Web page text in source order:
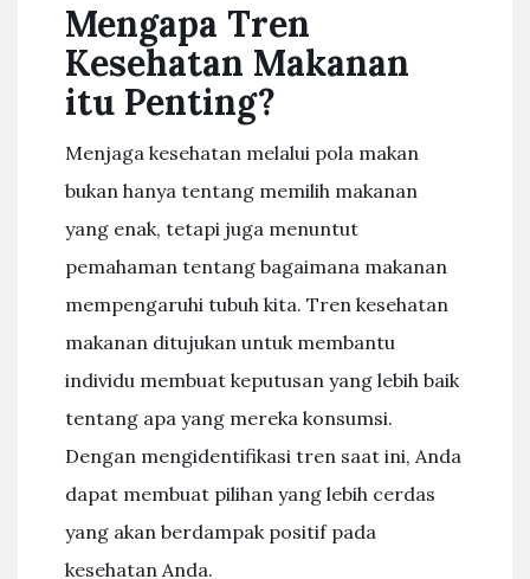
Mengapa Tren
Kesehatan Makanan
itu Penting?
Menjaga kesehatan melalui pola makan
bukan hanya tentang memilih makanan
yang enak, tetapi juga menuntut
pemahaman tentang bagaimana makanan
mempengaruhi tubuh kita. Tren kesehatan
makanan ditujukan untuk membantu
individu membuat keputusan yang lebih baik
tentang apa yang mereka konsumsi.
Dengan mengidentifikasi tren saat ini, Anda
dapat membuat pilihan yang lebih cerdas
yang akan berdampak positif pada
kesehatan Anda.